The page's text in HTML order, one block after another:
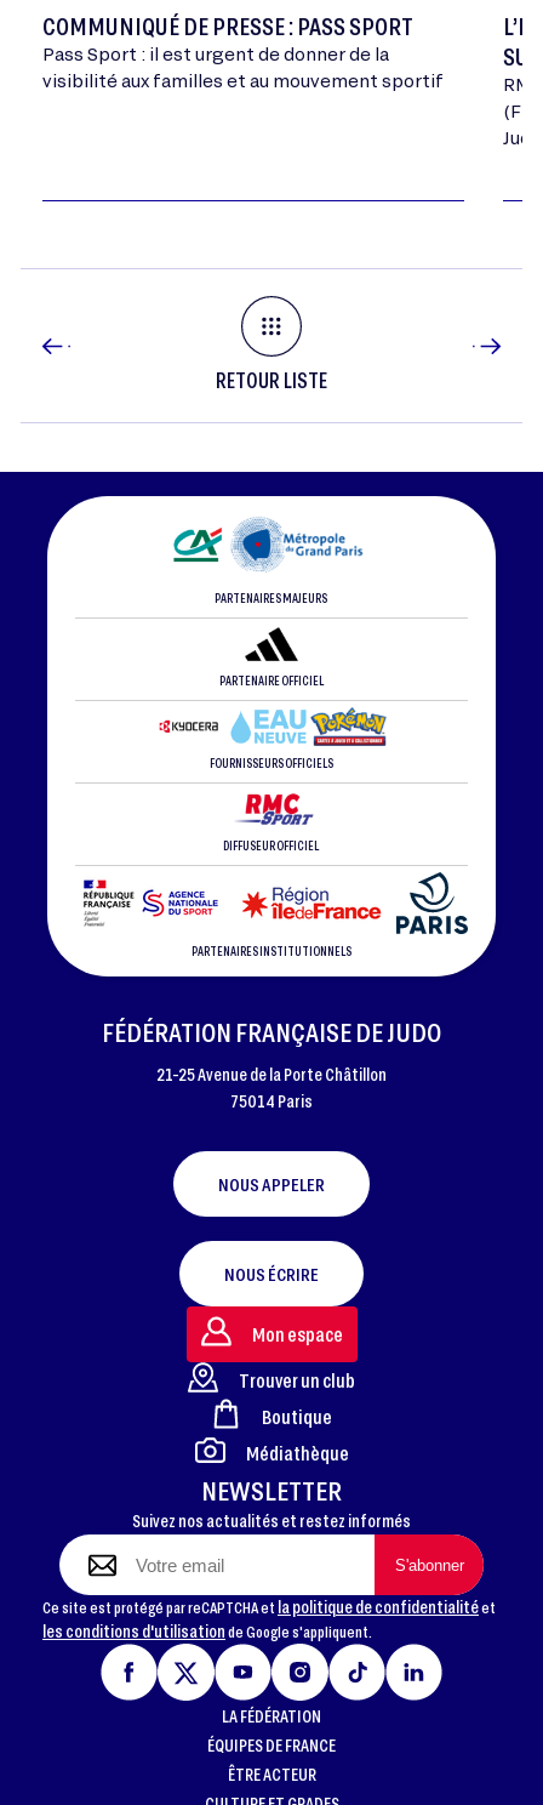
COMMUNIQUÉ DE PRESSE : PASS SPORT
Pass Sport : il est urgent de donner de la
visibilité aux familles et au mouvement sportif
RETOUR LISTE
PARTENAIRES MAJEURS
PARTENAIRE OFFICIEL
FOURNISSEURS OFFICIELS
DIFFUSEUR OFFICIEL
PARTENAIRES INSTITUTIONNELS
FOOTER
FÉDÉRATION FRANÇAISE DE JUDO
21-25 Avenue de la Porte Châtillon
75014 Paris
NOUS APPELER
NOUS ÉCRIRE
NEWSLETTER
Suivez nos actualités et restez informés
Ce site est protégé par reCAPTCHA et la politique de confidentialitéet
les conditions d'utilisationde Google s'appliquent.
Mon espace
Trouver un club
Boutique
Médiathèque
LA FÉDÉRATION
ÉQUIPES DE FRANCE
ÊTRE ACTEUR